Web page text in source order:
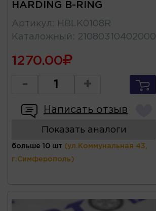
HARDING B-RING
Артикул :
HBLK0108R
Каталожный : 21080310402000
1270.00
- +
Написать отзыв
Показать аналоги
больше 10 шт (ул.Коммунальная 43,
г.Симферополь)